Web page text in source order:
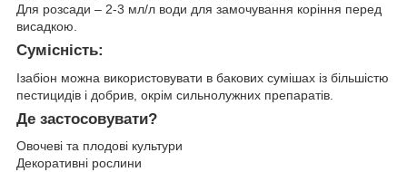
Для розсади – 2-3 мл/л води для замочування коріння перед
висадкою.
Сумісність:
Ізабіон можна використовувати в бакових сумішах із більшістю
пестицидів і добрив, окрім сильнолужних препаратів.
Де застосовувати?
Овочеві та плодові культури
Декоративні рослини